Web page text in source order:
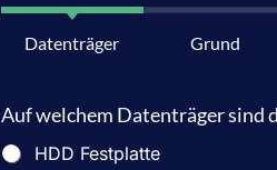
Datenträger Grund
Auf welchem Datenträger sind
HDD Festplatte